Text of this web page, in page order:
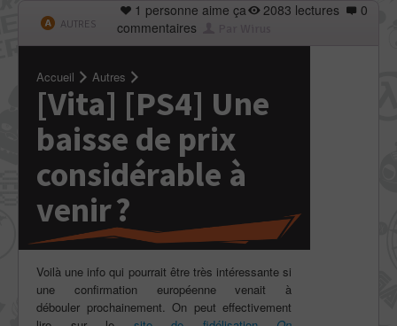
AUTRES
2083 lectures
1 personne aime ça
0
commentaires
Accueil Autres
[Vita] [PS4] Une
baisse de prix
considérable à
venir ?
Voilà une info qui pourrait être très intéressante si
une confirmation européenne venait à
débouler prochainement. On peut effectivement